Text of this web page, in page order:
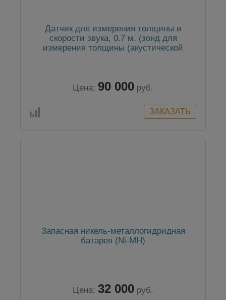
Датчик для измерения толщины и
скорости звука, 0.7 м. (зонд для
измерения толщины (акустической
Цена: 90 000 руб.
Запасная никель-металлогидридная
батарея (Ni-MH)
Цена: 32 000 руб.